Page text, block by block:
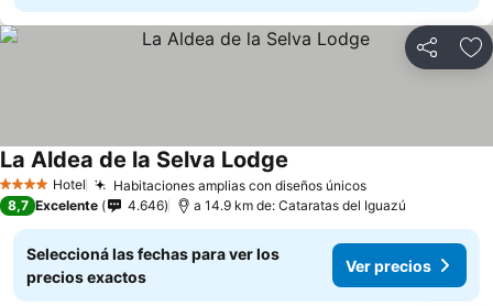
Compartir
4 EstrellasHotel Habitaciones amplias con diseños únicos
La Aldea de la Selva Lodge
8,7 Excelente 4.646 a 14.9 km de: Cataratas del Iguazú
Seleccioná las fechas para ver los
precios exactos
Ver precios